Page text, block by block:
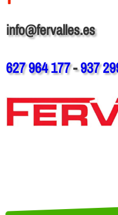
info@fervalles.es
627 964 177-937